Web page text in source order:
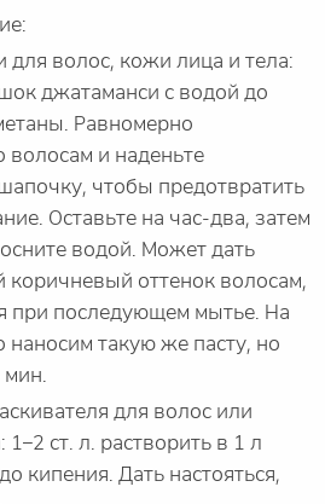
для волос, кожи лица и тела:
джатаманси с водой до
Равномерно
волосам и наденьте
чтобы предотвратить
Оставьте на час-два, затем
водой. Может дать
коричневый оттенок волосам,
при последующем мытье. На
такую же пасту, но
мин.
для волос или
ст. л. растворить в 1 л
кипения. Дать настояться,